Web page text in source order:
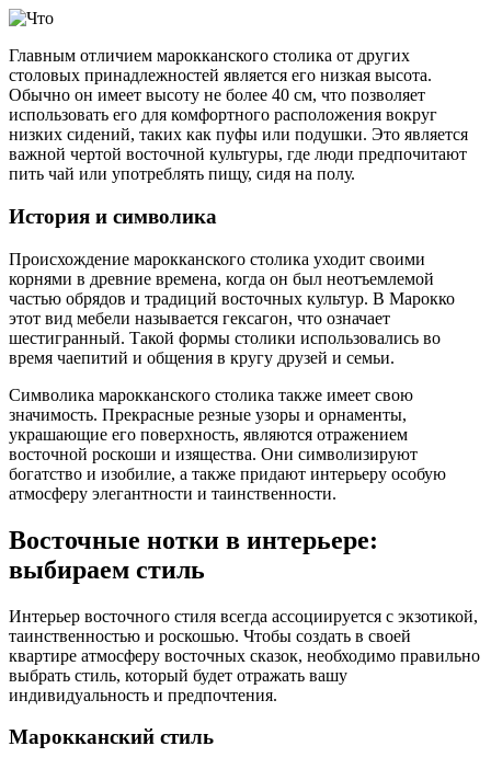
Главным отличием марокканского столика от других
столовых принадлежностей является его низкая высота.
Обычно он имеет высоту не более 40 см, что позволяет
использовать его для комфортного расположения вокруг
низких сидений, таких как пуфы или подушки. Это является
важной чертой восточной культуры, где люди предпочитают
пить чай или употреблять пищу, сидя на полу.
История и символика
Происхождение марокканского столика уходит своими
корнями в древние времена, когда он был неотъемлемой
частью обрядов и традиций восточных культур. В Марокко
этот вид мебели называется гексагон, что означает
шестигранный. Такой формы столики использовались во
время чаепитий и общения в кругу друзей и семьи.
Символика марокканского столика также имеет свою
значимость. Прекрасные резные узоры и орнаменты,
украшающие его поверхность, являются отражением
восточной роскоши и изящества. Они символизируют
богатство и изобилие, а также придают интерьеру особую
атмосферу элегантности и таинственности.
Восточные нотки в интерьере:
выбираем стиль
Интерьер восточного стиля всегда ассоциируется с экзотикой,
таинственностью и роскошью. Чтобы создать в своей
квартире атмосферу восточных сказок, необходимо правильно
выбрать стиль, который будет отражать вашу
индивидуальность и предпочтения.
Марокканский стиль